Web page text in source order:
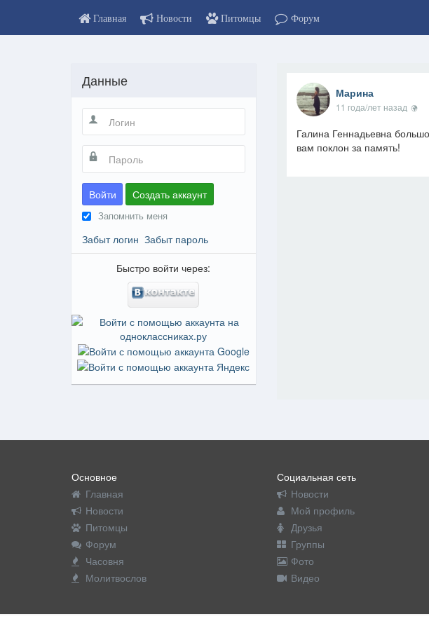
Главная Новости Питомцы Форум
Марина
11 года/лет назад
Галина Геннадьевна
вам поклон за память!
Данные
Войти Создать аккаунт
Запомнить меня
Забыт логин Забыт пароль
Быстро войти через:
Основное
Главная
Новости
Питомцы
Форум
Часовня
Молитвослов
Социальная сеть
Новости
Мой профиль
Друзья
Группы
Фото
Видео